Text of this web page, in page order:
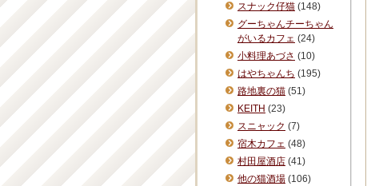
スナック仔猫 (148)
グーちゃんチーちゃん
がいるカフェ (24)
小料理あづさ (10)
はやちゃんち (195)
路地裏の猫 (51)
KEITH (23)
スニャック (7)
宿木カフェ (48)
村田屋酒店 (41)
他の猫酒場 (106)